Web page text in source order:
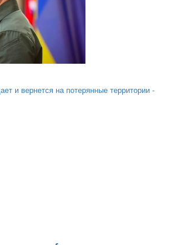
и вернется на потерянные территории -